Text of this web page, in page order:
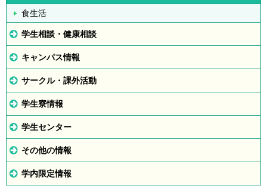
食生活
学生相談・健康相談
キャンパス情報
サークル・課外活動
学生寮情報
学生センター
その他の情報
学内限定情報